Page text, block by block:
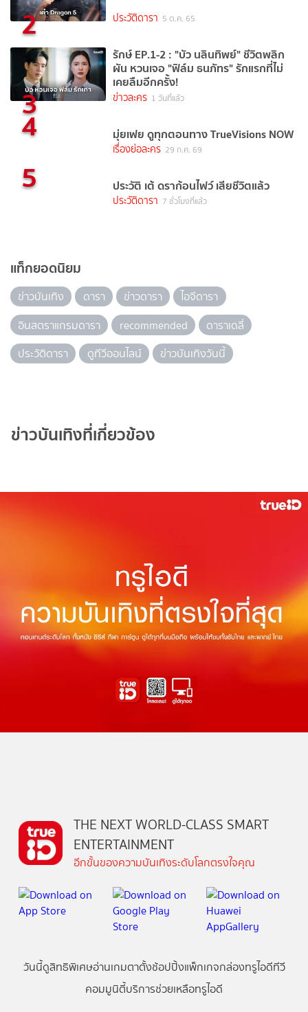
2 ประวัติดารา 5 ต.ค. 65
3
รักษ์ EP.1-2 : "บัว นลินทิพย์" ชีวิตพลิก
ผัน หวนเจอ "ฟิล์ม ธนภัทร" รักแรกที่ไม่
เคยลืมอีกครั้ง!
ข่าวละคร 1 วันที่แล้ว
4 มุ่ยเฟย ดูทุกตอนทาง TrueVisions NOW
เรื่องย่อละคร 29 ก.ค. 69
5 ประวัติ เต้ ดราก้อนไฟว์ เสียชีวิตแล้ว
ประวัติดารา 7 ชั่วโมงที่แล้ว
แท็กยอดนิยม
ข่าวบันเทิง ดารา ข่าวดารา
ไอจีดารา
อินสตราแกรมดารา
recommended
ดาราเดลี่
ประวัติดารา
ดูทีวีออนไลน์ ข่าวบันเทิงวันนี้
ข่าวบันเทิงที่เกี่ยวข้อง
THE NEXT WORLD-CLASS SMART
ENTERTAINMENT
อีกขั้นของความบันเทิงระดับโลกตรงใจคุณ
วันนี้ดูสิทธิพิเศษอ่านเกมตาตั้งช้อปปิ้งแพ็กเกจกล่องทรูไอดีทีวี
คอมมูนิตี้บริการช่วยเหลือทรูไอดี